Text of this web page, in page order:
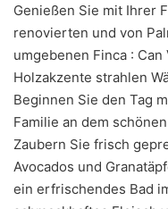
Genießen Sie mit Ihrer
renovierten und von
umgebenen Finca :
Holzakzente strahlen
Beginnen Sie den Tag
Familie an dem
Zaubern Sie frisch
Avocados und
ein erfrischendes Bad